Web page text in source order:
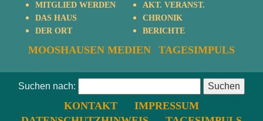
MITGLIED WERDEN
DAS HAUS
DER ORT
AKT. VERANST.
CHRONIK
BERICHTE
MOOSHAUSEN MEDIEN TAGESIMPULS
Suchen nach:
KONTAKT
IMPRESSUM